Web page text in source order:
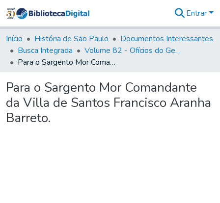
&
Coleções
Tudo na
Biblioteca
Estatísticas
Entrar
Início História de São Paulo
Documentos Interessantes
Busca Integrada
Volume 82 - Ofícios do General Martim Lopes Lobo de Saldanha (Governador da Capitania): 1779- 1780
Para o Sargento Mor Comandante da Villa de Santos Francisco Aranha Barreto.
Para o Sargento Mor Comandante
da Villa de Santos Francisco Aranha
Barreto.